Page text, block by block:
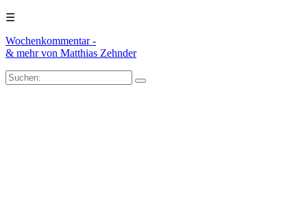
☰
Wochenkommentar -
& mehrvon Matthias Zehnder